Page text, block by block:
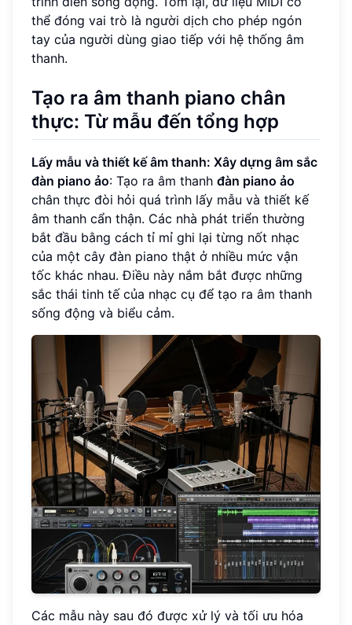
thể đóng vai trò là người dịch cho phép ngón
tay của người dùng giao tiếp với hệ thống âm
thanh.
Tạo ra âm thanh piano chân
thực: Từ mẫu đến tổng hợp
Lấy mẫu và thiết kế âm thanh: Xây dựng âm sắc
đàn piano ảo: Tạo ra âm thanh đàn piano ảo
chân thực đòi hỏi quá trình lấy mẫu và thiết kế
âm thanh cẩn thận. Các nhà phát triển thường
bắt đầu bằng cách tỉ mỉ ghi lại từng nốt nhạc
của một cây đàn piano thật ở nhiều mức vận
tốc khác nhau. Điều này nắm bắt được những
sắc thái tinh tế của nhạc cụ để tạo ra âm thanh
sống động và biểu cảm.
Các mẫu này sau đó được xử lý và tối ưu hóa